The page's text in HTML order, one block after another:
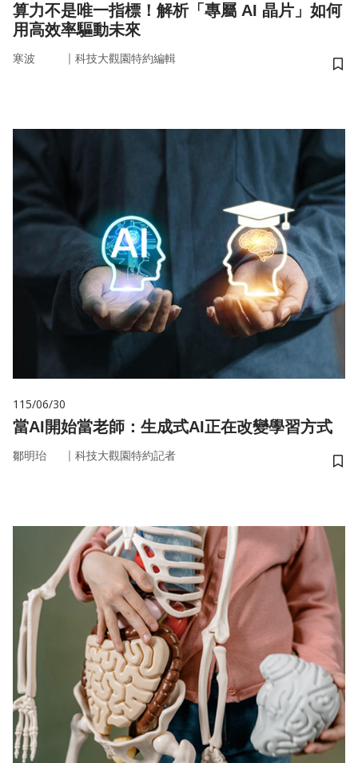
算力不是唯一指標！解析「專屬 AI 晶片」如何
用高效率驅動未來
寒波 ｜ 科技大觀園特約編輯
儲
115/06/30
當AI開始當老師：生成式AI正在改變學習方式
鄒明珆 ｜ 科技大觀園特約記者
儲